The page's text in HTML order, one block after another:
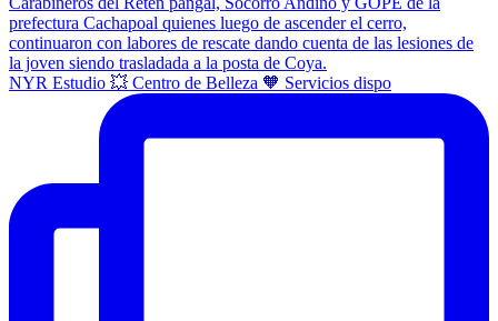
NYR Estudio 💥 Centro de Belleza 🧡 Servicios dispo